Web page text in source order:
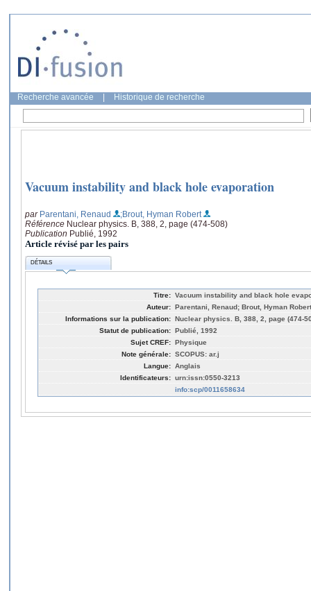
Recherche avancée Historique de recherche
Vacuum instability and black hole evaporation
par Parentani, Renaud
;Brout, Hyman Robert
Référence Nuclear physics. B, 388, 2, page (474-508)
Publication Publié, 1992
Article révisé par les pairs
DÉTAILS
Titre: Vacuum instability and black hole
Auteur: Parentani, Renaud; Brout, Hyman Robert
Informations sur la publication: Nuclear physics. B, 388, 2, page (474-
Statut de publication: Publié, 1992
Sujet CREF: Physique
Note générale: SCOPUS: ar.j
Langue: Anglais
Identificateurs: urn:issn:0550-3213
info:scp/0011658634